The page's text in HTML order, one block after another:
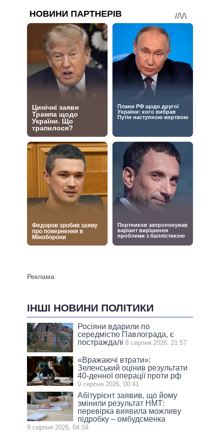
ІНШІ НОВИНИ ПОЛІТИКИ
Росіяни вдарили по
середмістю Павлограда, є
постраждалі 8 серпня 2026, 21:57
«Вражаючі втрати»:
Зеленський оцінив результати
40-денної операції проти рф
9 серпня 2026, 00:41
Абітурієнт заявив, що йому
змінили результат НМТ:
перевірка виявила можливу
підробку – омбудсменка
9 серпня 2026, 04:59